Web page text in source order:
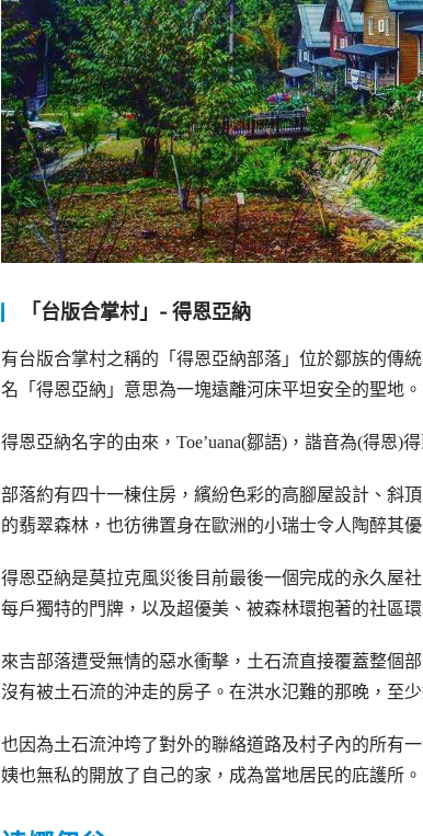
「台版合掌村」- 得恩亞納
有台版合掌村之稱的「得恩亞納部落」位於鄒族的傳
名「得恩亞納」意思為一塊遠離河床平坦安全的聖地。
得恩亞納名字的由來，Toe’uana(鄒語)，諧音為(得恩)
部落約有四十一棟住房，繽紛色彩的高腳屋設計、斜
的翡翠森林，也彷彿置身在歐洲的小瑞士令人陶醉其
得恩亞納是莫拉克風災後目前最後一個完成的永久屋
每戶獨特的門牌，以及超優美、被森林環抱著的社區
來吉部落遭受無情的惡水衝擊，土石流直接覆蓋整個
沒有被土石流的沖走的房子。在洪水氾難的那晚，至
也因為土石流沖垮了對外的聯絡道路及村子內的所有
姨也無私的開放了自己的家，成為當地居民的庇護所。